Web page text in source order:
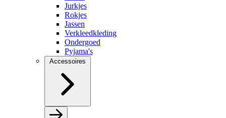
Jurkjes
Rokjes
Jassen
Verkleedkleding
Ondergoed
Pyjama's
Accessoires